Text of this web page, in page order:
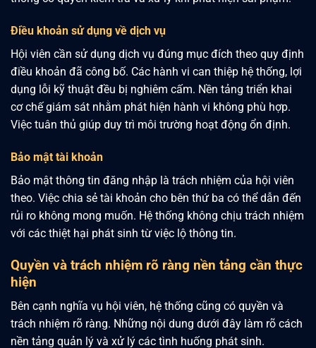
Điều khoản sử dụng về dịch vụ
Hội viên cần sử dụng dịch vụ đúng mục đích theo quy định
điều khoản đã công bố. Các hành vi can thiệp hệ thống, lợi
dụng lỗi kỹ thuật đều bị nghiêm cấm. Nền tảng triển khai
cơ chế giám sát nhằm phát hiện hành vi không phù hợp.
Việc tuân thủ giúp duy trì môi trường hoạt động ổn định.
Bảo mật tài khoản
Bảo mật thông tin đăng nhập là trách nhiệm của hội viên
theo. Việc chia sẻ tài khoản cho bên thứ ba có thể dẫn đến
rủi ro không mong muốn. Hệ thống không chịu trách nhiệm
với các thiệt hại phát sinh từ việc lộ thông tin.
Quyền và trách nhiệm rõ ràng nền tảng cần thực
hiện
Bên cạnh nghĩa vụ hội viên, hệ thống cũng có quyền và
trách nhiệm rõ ràng. Những nội dung dưới đây làm rõ cách
nền tảng quản lý và xử lý các tình huống phát sinh.